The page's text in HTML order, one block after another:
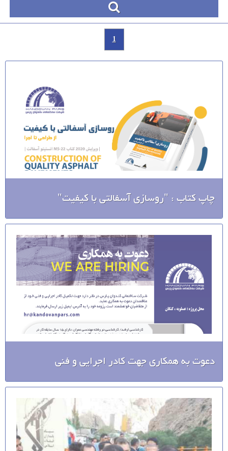
1
چاپ کتاب : "روسازی آسفالتی با کیفیت"
دعوت به همکاری جهت کادر اجرایی و فنی